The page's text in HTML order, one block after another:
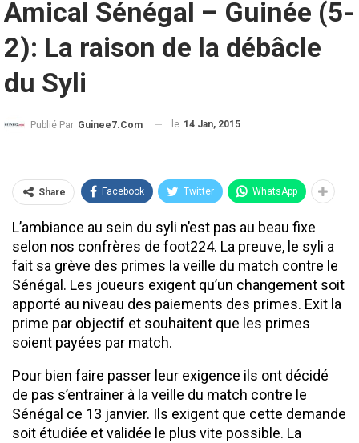
Amical Sénégal – Guinée (5-
2): La raison de la débâcle
du Syli
Publié Par Guinee7.com le 14 Jan, 2015
Share Facebook Twitter WhatsApp
L’ambiance au sein du syli n’est pas au beau fixe
selon nos confrères de foot224. La preuve, le syli a
fait sa grève des primes la veille du match contre le
Sénégal. Les joueurs exigent qu’un changement soit
apporté au niveau des paiements des primes. Exit la
prime par objectif et souhaitent que les primes
soient payées par match.
Pour bien faire passer leur exigence ils ont décidé
de pas s’entrainer à la veille du match contre le
Sénégal ce 13 janvier. Ils exigent que cette demande
soit étudiée et validée le plus vite possible. La